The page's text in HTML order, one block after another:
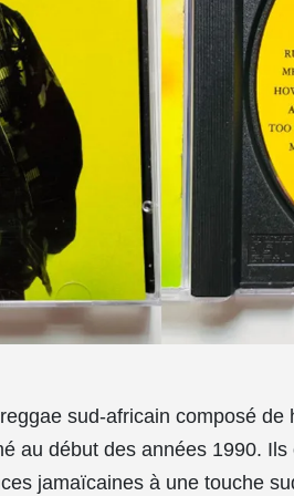
sud-africain composé
au début des années 1990.
jamaïcaines à une touche